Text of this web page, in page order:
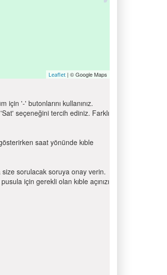
Leaflet | © Google Maps
'-' butonlarını kullanınız.
seçeneğini tercih ediniz. Farklı
saat yönünde kıble
size sorulacak soruya onay verin.
için gerekli olan kıble açınızı